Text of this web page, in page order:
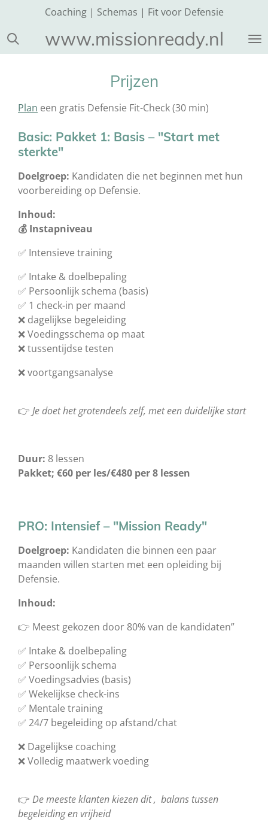
naar
de
www.missionready.nl
Coaching | Schemas | Fit voor Defensie
Prijzen
Plan een gratis Defensie Fit-Check (30 min)
Basic: Pakket 1: Basis – "Start met
sterkte"
Doelgroep: Kandidaten die net beginnen met hun
voorbereiding op Defensie.
Inhoud:
💰 Instapniveau
✅ Intensieve training
✅ Intake & doelbepaling
✅ Persoonlijk schema (basis)
✅ 1 check-in per maand
❌ dagelijkse begeleiding
❌ Voedingsschema op maat
❌ tussentijdse testen
❌ voortgangsanalyse
👉 Je doet het grotendeels zelf, met een duidelijke start
Duur: 8 lessen
Pakket; €60 per les/€480 per 8 lessen
PRO: Intensief – "Mission Ready"
Doelgroep: Kandidaten die binnen een paar
maanden willen starten met een opleiding bij
Defensie.
Inhoud:
👉 Meest gekozen door 80% van de kandidaten”
✅ Intake & doelbepaling
✅ Persoonlijk schema
✅ Voedingsadvies (basis)
✅ Wekelijkse check-ins
✅ Mentale training
✅ 24/7 begeleiding op afstand/chat
❌ Dagelijkse coaching
❌ Volledig maatwerk voeding
👉 De meeste klanten kiezen dit , balans tussen
begeleiding en vrijheid